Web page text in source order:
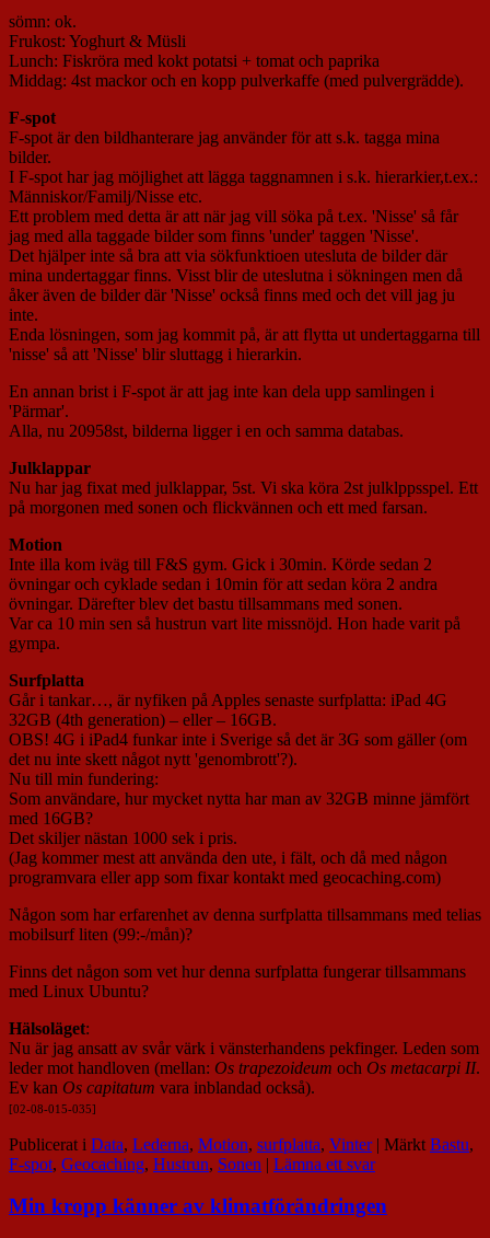
sömn: ok.
Frukost: Yoghurt & Müsli
Lunch: Fiskröra med kokt potatsi + tomat och paprika
Middag: 4st mackor och en kopp pulverkaffe (med pulvergrädde).
F-spot
F-spot är den bildhanterare jag använder för att s.k. tagga mina
bilder.
I F-spot har jag möjlighet att lägga taggnamnen i s.k. hierarkier,t.ex.:
Människor/Familj/Nisse etc.
Ett problem med detta är att när jag vill söka på t.ex. 'Nisse' så får
jag med alla taggade bilder som finns 'under' taggen 'Nisse'.
Det hjälper inte så bra att via sökfunktioen utesluta de bilder där
mina undertaggar finns. Visst blir de uteslutna i sökningen men då
åker även de bilder där 'Nisse' också finns med och det vill jag ju
inte.
Enda lösningen, som jag kommit på, är att flytta ut undertaggarna till
'nisse' så att 'Nisse' blir sluttagg i hierarkin.
En annan brist i F-spot är att jag inte kan dela upp samlingen i
'Pärmar'.
Alla, nu 20958st, bilderna ligger i en och samma databas.
Julklappar
Nu har jag fixat med julklappar, 5st. Vi ska köra 2st julklppsspel. Ett
på morgonen med sonen och flickvännen och ett med farsan.
Motion
Inte illa kom iväg till F&S gym. Gick i 30min. Körde sedan 2
övningar och cyklade sedan i 10min för att sedan köra 2 andra
övningar. Därefter blev det bastu tillsammans med sonen.
Var ca 10 min sen så hustrun vart lite missnöjd. Hon hade varit på
gympa.
Surfplatta
Går i tankar…, är nyfiken på Apples senaste surfplatta: iPad 4G
32GB (4th generation) – eller – 16GB.
OBS! 4G i iPad4 funkar inte i Sverige så det är 3G som gäller (om
det nu inte skett något nytt 'genombrott'?).
Nu till min fundering:
Som användare, hur mycket nytta har man av 32GB minne jämfört
med 16GB?
Det skiljer nästan 1000 sek i pris.
(Jag kommer mest att använda den ute, i fält, och då med någon
programvara eller app som fixar kontakt med geocaching.com)
Någon som har erfarenhet av denna surfplatta tillsammans med telias
mobilsurf liten (99:-/mån)?
Finns det någon som vet hur denna surfplatta fungerar tillsammans
med Linux Ubuntu?
Hälsoläget:
Nu är jag ansatt av svår värk i vänsterhandens pekfinger. Leden som
leder mot handloven (mellan: Os trapezoideum och Os metacarpi II.
Ev kan Os capitatum vara inblandad också).
[02-08-015-035]
Publicerat i Data, Lederna, Motion, surfplatta, Vinter | Märkt Bastu,
F-spot, Geocaching, Hustrun, Sonen | Lämna ett svar
Min kropp känner av klimatförändringen